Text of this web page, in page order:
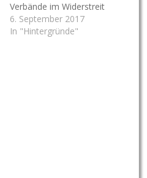
Verbände im Widerstreit
6. September 2017
In "Hintergründe"